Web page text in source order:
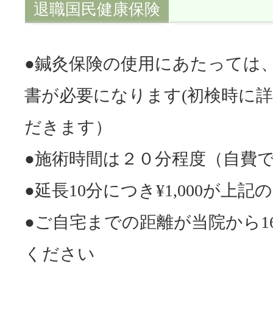
退職国民健康保険
●鍼灸保険の使用にあたっては
書が必要になります(初検時に
だきます）
●施術時間は２０分程度（自費
●延長10分につき¥1,000が上記
●ご自宅までの距離が当院から
ください